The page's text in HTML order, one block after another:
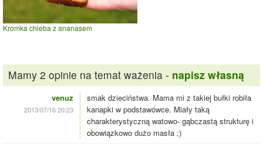
Kromka chleba z ananasem
Mamy 2 opinie na temat ważenia - napisz własną
venuz
2013/07/16 20:23
smak dzieciństwa. Mama mi z takiej bułki robiła
kanapki w podstawówce. Miały taką
charakterystyczną watowo- gąbczastą strukturę i
obowiązkowo dużo masła ;)